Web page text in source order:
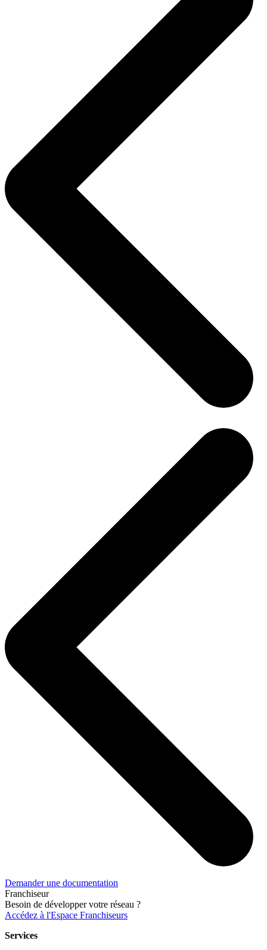
Demander une documentation
Franchiseur
Besoin de développer votre réseau ?
Accédez à l'Espace Franchiseurs
Services